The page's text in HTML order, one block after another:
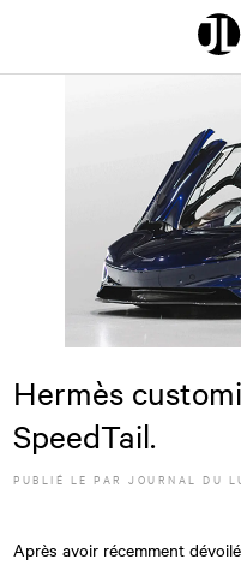
Hermès
SpeedTail.
PUBLIÉ LEPAR JOURNAL DU
Après avoir récemment